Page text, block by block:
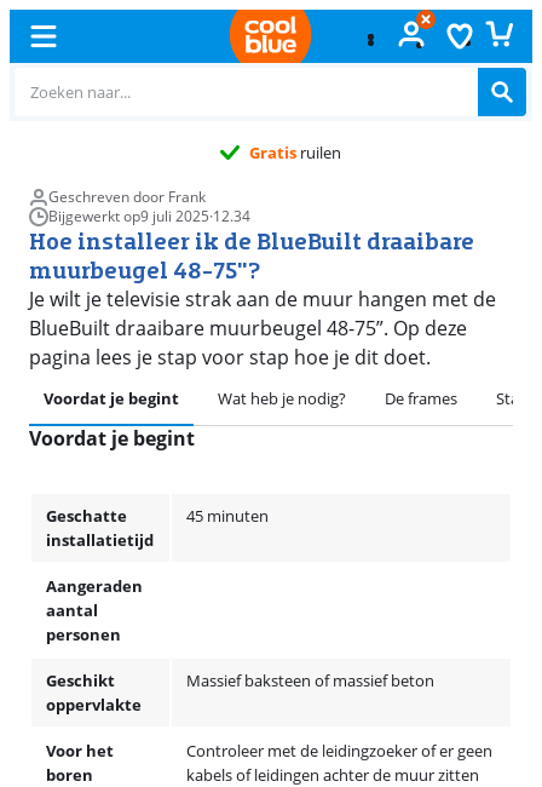
Gratis ruilen
Geschreven door Frank
Bijgewerkt op9 juli 2025·12.34
Hoe installeer ik de BlueBuilt draaibare
muurbeugel 48-75"?
Je wilt je televisie strak aan de muur hangen met de
BlueBuilt draaibare muurbeugel 48-75”. Op deze
pagina lees je stap voor stap hoe je dit doet.
Voordat je begint Wat heb je nodig? De frames Stap
Voordat je begint
Geschatte
installatietijd
45 minuten
Aangeraden
aantal
personen
Geschikt
oppervlakte
Massief baksteen of massief beton
Voor het
boren
Controleer met de leidingzoeker of er geen
kabels of leidingen achter de muur zitten